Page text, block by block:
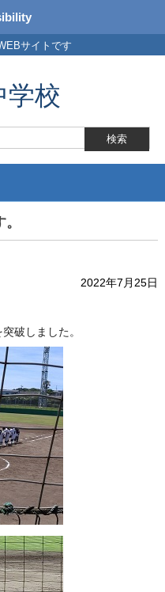
サイトです
学校
2022年7月25日
破しました。